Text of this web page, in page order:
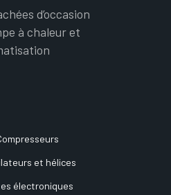
d’occasion
à chaleur et
et hélices
électroniques